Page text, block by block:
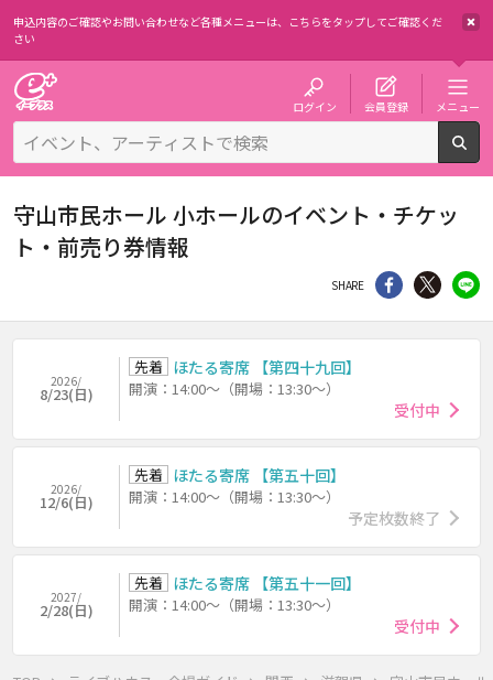
申込内容のご確認やお問い合わせなど各種メニューは、 こちらをタップしてご確認くだ
さい
ログイン 会員登録 メニュー
守山市民ホール 小ホールのイベント・チケッ
ト・前売り券情報
SHARE シェア Twitter
2026/
8/23(日)
先着 ほたる寄席 【第四十九回】
開演：14:00～（開場：13:30～）
受付中
2026/
12/6(日)
先着 ほたる寄席 【第五十回】
開演：14:00～（開場：13:30～）
予定枚数終了
2027/
2/28(日)
先着 ほたる寄席 【第五十一回】
開演：14:00～（開場：13:30～）
受付中